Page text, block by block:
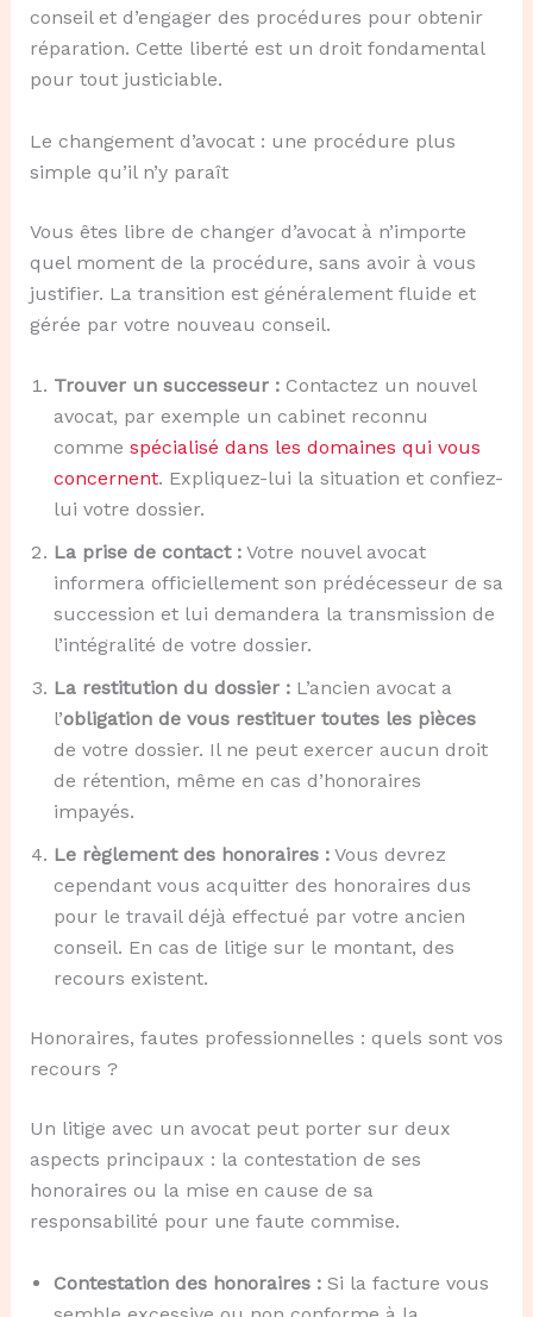
conseil et d’engager des procédures pour obtenir
réparation. Cette liberté est un droit fondamental
pour tout justiciable.
Le changement d’avocat : une procédure plus
simple qu’il n’y paraît
Vous êtes libre de changer d’avocat à n’importe
quel moment de la procédure, sans avoir à vous
justifier. La transition est généralement fluide et
gérée par votre nouveau conseil.
Trouver un successeur :Contactez un nouvel
avocat, par exemple un cabinet reconnu
comme spécialisé dans les domaines qui vous
concernent. Expliquez-lui la situation et confiez-
lui votre dossier.
La prise de contact :Votre nouvel avocat
informera officiellement son prédécesseur de sa
succession et lui demandera la transmission de
l’intégralité de votre dossier.
La restitution du dossier :L’ancien avocat a
l’obligation de vous restituer toutes les pièces
de votre dossier. Il ne peut exercer aucun droit
de rétention, même en cas d’honoraires
impayés.
Le règlement des honoraires :Vous devrez
cependant vous acquitter des honoraires dus
pour le travail déjà effectué par votre ancien
conseil. En cas de litige sur le montant, des
recours existent.
Honoraires, fautes professionnelles : quels sont vos
recours ?
Un litige avec un avocat peut porter sur deux
aspects principaux : la contestation de ses
honoraires ou la mise en cause de sa
responsabilité pour une faute commise.
Contestation des honoraires :Si la facture vous